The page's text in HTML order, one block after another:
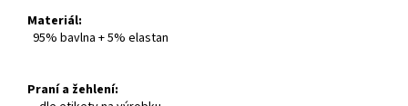
Materiál:
95% bavlna + 5% elastan
Praní a žehlení: